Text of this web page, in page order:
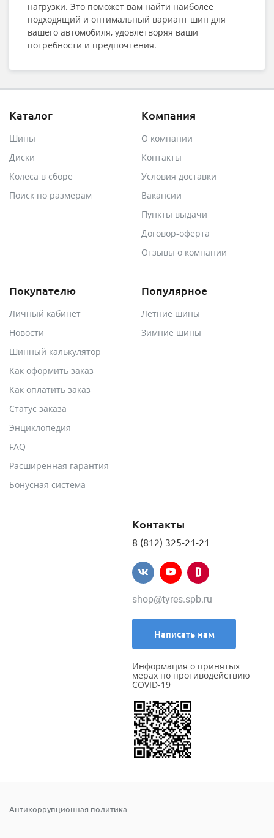
нагрузки. Это поможет вам найти наиболее
подходящий и оптимальный вариант шин для
вашего автомобиля, удовлетворяя ваши
потребности и предпочтения.
Каталог
Шины
Диски
Колеса в сборе
Поиск по размерам
Компания
О компании
Контакты
Условия доставки
Вакансии
Пункты выдачи
Договор-оферта
Отзывы о компании
Покупателю
Личный кабинет
Новости
Шинный калькулятор
Как оформить заказ
Как оплатить заказ
Статус заказа
Энциклопедия
FAQ
Расширенная гарантия
Бонусная система
Популярное
Летние шины
Зимние шины
Контакты
8 (812) 325-21-21
shop@tyres.spb.ru
Написать нам
Информация о принятых
мерах по противодействию
COVID-19
Антикоррупционная политика